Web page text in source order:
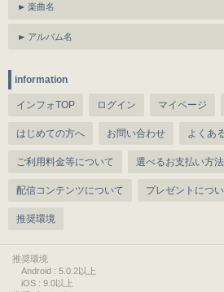
楽曲名
アルバム名
information
インフォTOP ログイン マイページ
はじめての方へ お問い合わせ よくあ
ご利用料金等について 選べるお支払い方法
配信コンテンツについて プレゼントにつ
推奨環境
推奨環境
Android : 5.0.2以上
iOS : 9.0以上